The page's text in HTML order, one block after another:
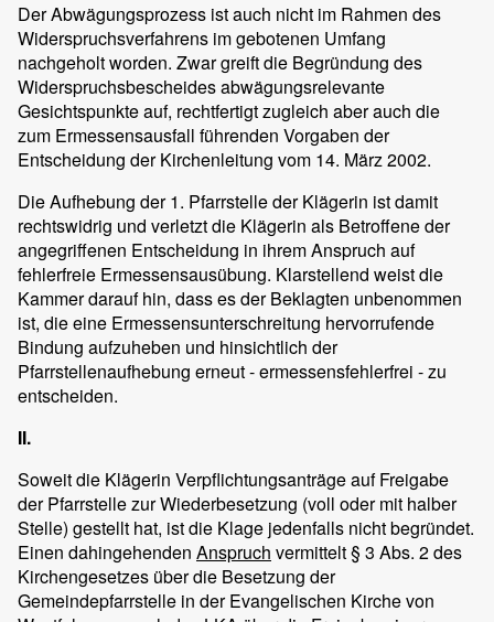
Der Abwägungsprozess ist auch nicht im Rahmen des
Widerspruchsverfahrens im gebotenen Umfang
nachgeholt worden. Zwar greift die Begründung des
Widerspruchsbescheides abwägungsrelevante
Gesichtspunkte auf, rechtfertigt zugleich aber auch die
zum Ermessensausfall führenden Vorgaben der
Entscheidung der Kirchenleitung vom 14. März 2002.
Die Aufhebung der 1. Pfarrstelle der Klägerin ist damit
rechtswidrig und verletzt die Klägerin als Betroffene der
angegriffenen Entscheidung in ihrem Anspruch auf
fehlerfreie Ermessensausübung. Klarstellend weist die
Kammer darauf hin, dass es der Beklagten unbenommen
ist, die eine Ermessensunterschreitung hervorrufende
Bindung aufzuheben und hinsichtlich der
Pfarrstellenaufhebung erneut - ermessensfehlerfrei - zu
entscheiden.
II.
Soweit die Klägerin Verpflichtungsanträge auf Freigabe
der Pfarrstelle zur Wiederbesetzung (voll oder mit halber
Stelle) gestellt hat, ist die Klage jedenfalls nicht begründet.
Einen dahingehenden Anspruch vermittelt § 3 Abs. 2 des
Kirchengesetzes über die Besetzung der
Gemeindepfarrstelle in der Evangelischen Kirche von